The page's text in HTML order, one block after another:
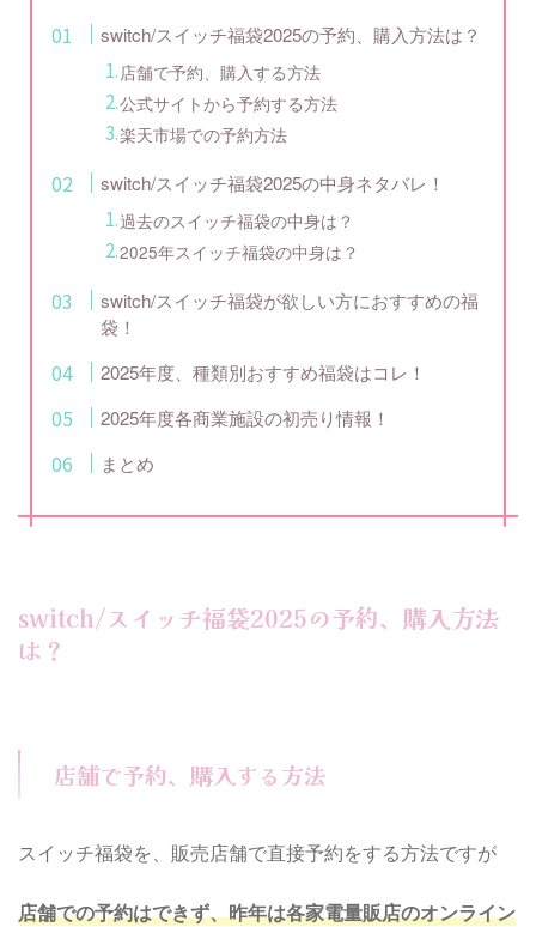
switch/スイッチ福袋2025の予約、購入方法は？
店舗で予約、購入する方法
公式サイトから予約する方法
楽天市場での予約方法
switch/スイッチ福袋2025の中身ネタバレ！
過去のスイッチ福袋の中身は？
2025年スイッチ福袋の中身は？
switch/スイッチ福袋が欲しい方におすすめの福
袋！
2025年度、種類別おすすめ福袋はコレ！
2025年度各商業施設の初売り情報！
まとめ
switch/スイッチ福袋2025の予約、購入方法
は？
店舗で予約、購入する方法
スイッチ福袋を、販売店舗で直接予約をする方法ですが
店舗での予約はできず、昨年は各家電量販店のオンライン